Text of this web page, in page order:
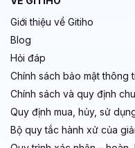
Giới thiệu về Gitiho
Blog
Hỏi đáp
Chính sách bảo mật thông
Chính sách và quy định
Quy định mua, hủy, sử
Bộ quy tắc hành xử của